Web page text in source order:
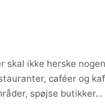
mig
skal ikke herske
caféer og
spøjse butikker…